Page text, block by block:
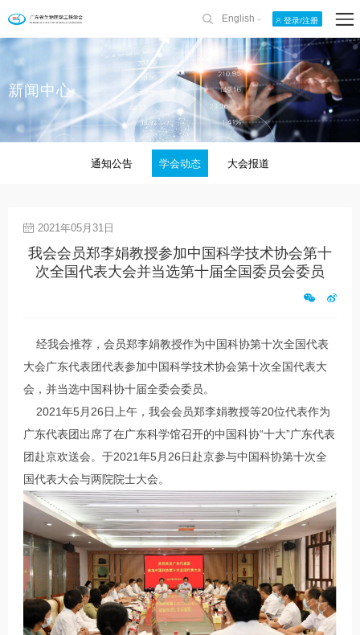
English 登录/注册
新闻中心
通知公告 学会动态 大会报道
2021年05月31日
我会会员郑李娟教授参加中国科学技术协会第十
次全国代表大会并当选第十届全国委员会委员
经我会推荐，会员郑李娟教授作为中国科协第十次全国代表
大会广东代表团代表参加中国科学技术协会第十次全国代表大
会，并当选中国科协十届全委会委员。
2021年5月26日上午，我会会员郑李娟教授等20位代表作为
广东代表团出席了在广东科学馆召开的中国科协“十大”广东代表
团赴京欢送会。于2021年5月26日赴京参与中国科协第十次全
国代表大会与两院院士大会。